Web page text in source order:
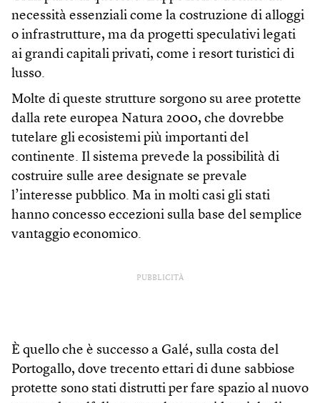
necessità essenziali come la costruzione di alloggi
o infrastrutture, ma da progetti speculativi legati
ai grandi capitali privati, come i resort turistici di
lusso.
Molte di queste strutture sorgono su aree protette
dalla rete europea Natura 2000, che dovrebbe
tutelare gli ecosistemi più importanti del
continente. Il sistema prevede la possibilità di
costruire sulle aree designate se prevale
l’interesse pubblico. Ma in molti casi gli stati
hanno concesso eccezioni sulla base del semplice
vantaggio economico.
PUBBLICITÀ
È quello che è successo a Galé, sulla costa del
Portogallo, dove trecento ettari di dune sabbiose
protette sono stati distrutti per fare spazio al nuovo